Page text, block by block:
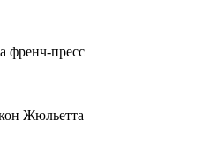
френч-пресс
Жюльетта